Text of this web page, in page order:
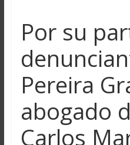
Por su
Pereira
abogado
Carlos